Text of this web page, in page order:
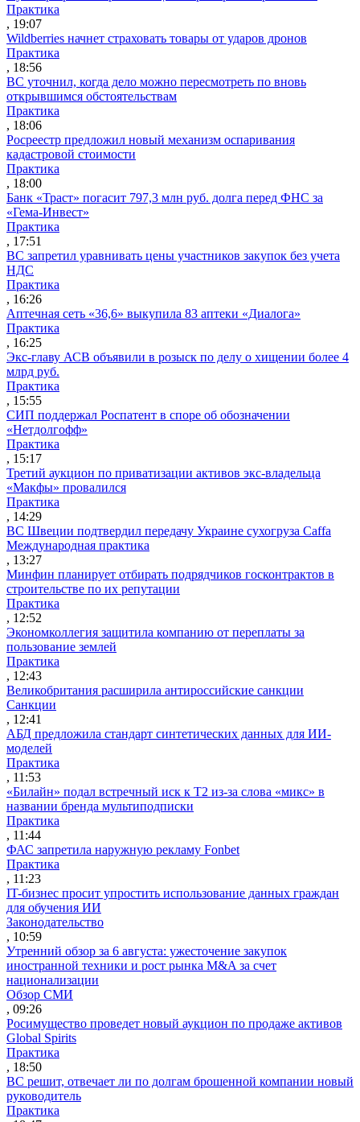
Практика
, 19:07
Wildberries начнет страховать товары от ударов дронов
Практика
, 18:56
ВС уточнил, когда дело можно пересмотреть по вновь
открывшимся обстоятельствам
Практика
, 18:06
Росреестр предложил новый механизм оспаривания
кадастровой стоимости
Практика
, 18:00
Банк «Траст» погасит 797,3 млн руб. долга перед ФНС за
«Гема-Инвест»
Практика
, 17:51
ВС запретил уравнивать цены участников закупок без учета
НДС
Практика
, 16:26
Аптечная сеть «36,6» выкупила 83 аптеки «Диалога»
Практика
, 16:25
Экс-главу АСВ объявили в розыск по делу о хищении более 4
млрд руб.
Практика
, 15:55
СИП поддержал Роспатент в споре об обозначении
«Нетдолгофф»
Практика
, 15:17
Третий аукцион по приватизации активов экс-владельца
«Макфы» провалился
Практика
, 14:29
ВС Швеции подтвердил передачу Украине сухогруза Caffa
Международная практика
, 13:27
Минфин планирует отбирать подрядчиков госконтрактов в
строительстве по их репутации
Практика
, 12:52
Экономколлегия защитила компанию от переплаты за
пользование землей
Практика
, 12:43
Великобритания расширила антироссийские санкции
Санкции
, 12:41
АБД предложила стандарт синтетических данных для ИИ-
моделей
Практика
, 11:53
«Билайн» подал встречный иск к Т2 из-за слова «микс» в
названии бренда мультиподписки
Практика
, 11:44
ФАС запретила наружную рекламу Fonbet
Практика
, 11:23
IT-бизнес просит упростить использование данных граждан
для обучения ИИ
Законодательство
, 10:59
Утренний обзор за 6 августа: ужесточение закупок
иностранной техники и рост рынка M&A за счет
национализации
Обзор СМИ
, 09:26
Росимущество проведет новый аукцион по продаже активов
Global Spirits
Практика
, 18:50
ВС решит, отвечает ли по долгам брошенной компании новый
руководитель
Практика